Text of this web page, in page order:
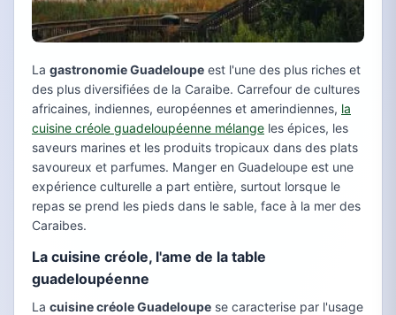
La gastronomie Guadeloupe est l'une des plus riches et
des plus diversifiées de la Caraibe. Carrefour de cultures
africaines, indiennes, européennes et amerindiennes, la
cuisine créole guadeloupéenne mélange les épices, les
saveurs marines et les produits tropicaux dans des plats
savoureux et parfumes. Manger en Guadeloupe est une
expérience culturelle a part entière, surtout lorsque le
repas se prend les pieds dans le sable, face à la mer des
Caraibes.
La cuisine créole, l'ame de la table
guadeloupéenne
La cuisine créole Guadeloupe se caracterise par l'usage